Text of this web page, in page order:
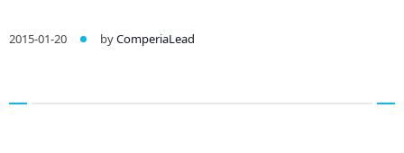
2015-01-20 byComperiaLead